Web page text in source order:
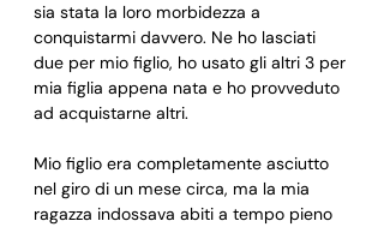
sia stata la loro morbidezza a
conquistarmi davvero. Ne ho lasciati
due per mio figlio, ho usato gli altri 3 per
mia figlia appena nata e ho provveduto
ad acquistarne altri.
Mio figlio era completamente asciutto
nel giro di un mese circa, ma la mia
ragazza indossava abiti a tempo pieno